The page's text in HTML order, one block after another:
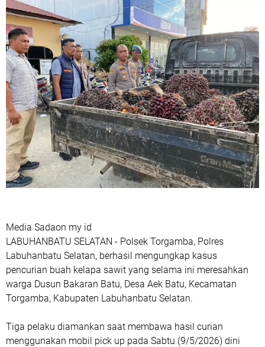
Media Sadaon my id
LABUHANBATU SELATAN - Polsek Torgamba, Polres
Labuhanbatu Selatan, berhasil mengungkap kasus
pencurian buah kelapa sawit yang selama ini meresahkan
warga Dusun Bakaran Batu, Desa Aek Batu, Kecamatan
Torgamba, Kabupaten Labuhanbatu Selatan.
Tiga pelaku diamankan saat membawa hasil curian
menggunakan mobil pick up pada Sabtu (9/5/2026) dini